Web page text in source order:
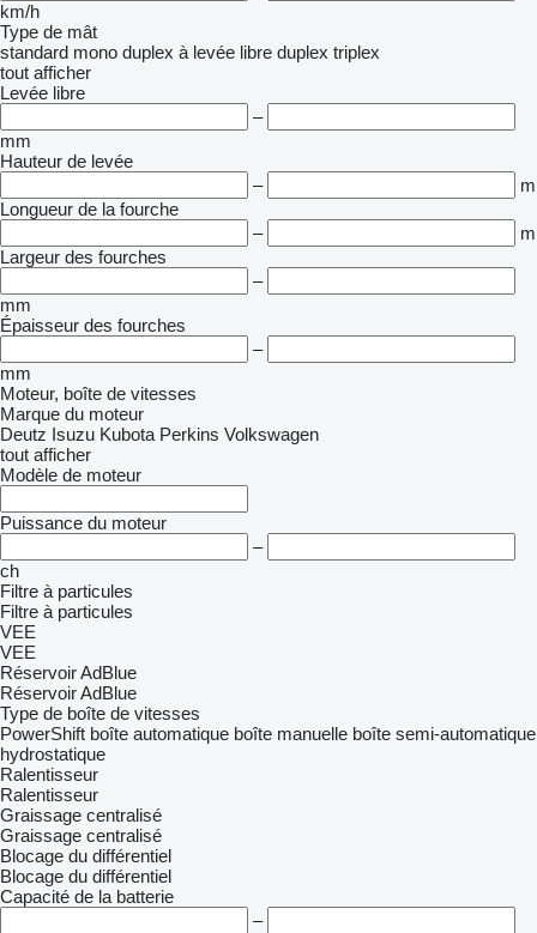
km/h
Type de mât
standard mono duplex à levée libre duplex triplex
tout afficher
Levée libre
–
mm
Hauteur de levée
–
m
Longueur de la fourche
–
m
Largeur des fourches
–
mm
Épaisseur des fourches
–
mm
Moteur, boîte de vitesses
Marque du moteur
Deutz Isuzu Kubota Perkins Volkswagen
tout afficher
Modèle de moteur
Puissance du moteur
–
ch
Filtre à particules
Filtre à particules
VEE
VEE
Réservoir AdBlue
Réservoir AdBlue
Type de boîte de vitesses
PowerShift boîte automatique boîte manuelle boîte semi-automatique
hydrostatique
Ralentisseur
Ralentisseur
Graissage centralisé
Graissage centralisé
Blocage du différentiel
Blocage du différentiel
Capacité de la batterie
–